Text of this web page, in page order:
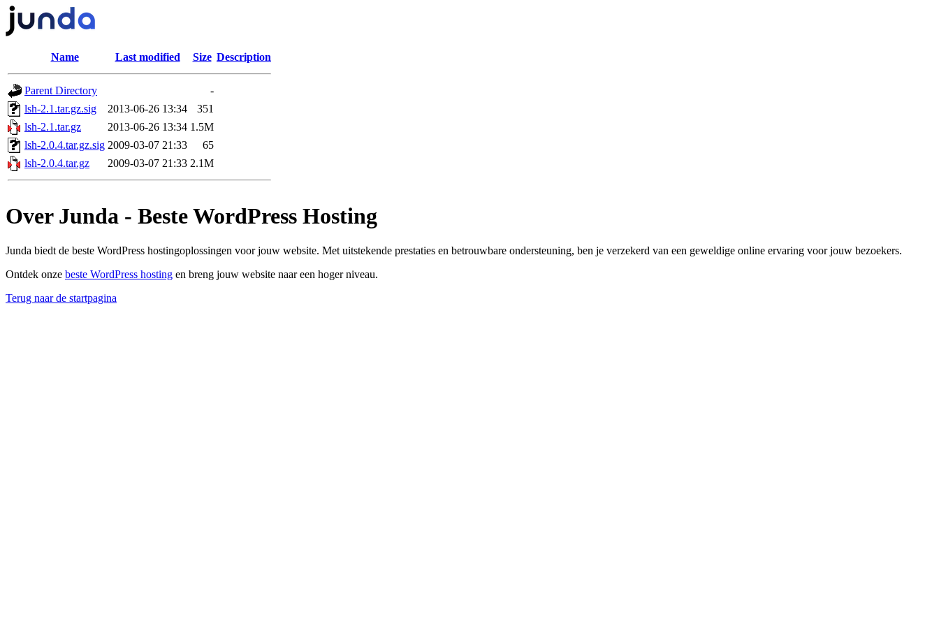
Name Last modified Size Description
Parent Directory
-
lsh-2.1.tar.gz.sig
2013-06-26 13:34
351
lsh-2.1.tar.gz
2013-06-26 13:34 1.5M
lsh-2.0.4.tar.gz.sig 2009-03-07 21:33
65
lsh-2.0.4.tar.gz
2009-03-07 21:33 2.1M
Over Junda - Beste WordPress Hosting
Junda biedt de beste WordPress hostingoplossingen voor jouw website. Met uitstekende prestaties en betrouwbare ondersteuning, ben je verzekerd van een geweldige online ervaring voor jouw bezoekers.
Ontdek onze beste WordPress hosting en breng jouw website naar een hoger niveau.
Terug naar de startpagina